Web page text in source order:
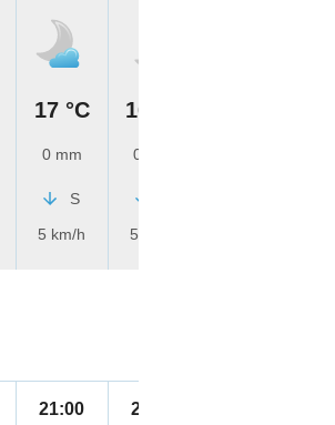
17 °C
0 mm
S
5 km/h
16 °C
0 mm
5 km/h
21:00 22:00